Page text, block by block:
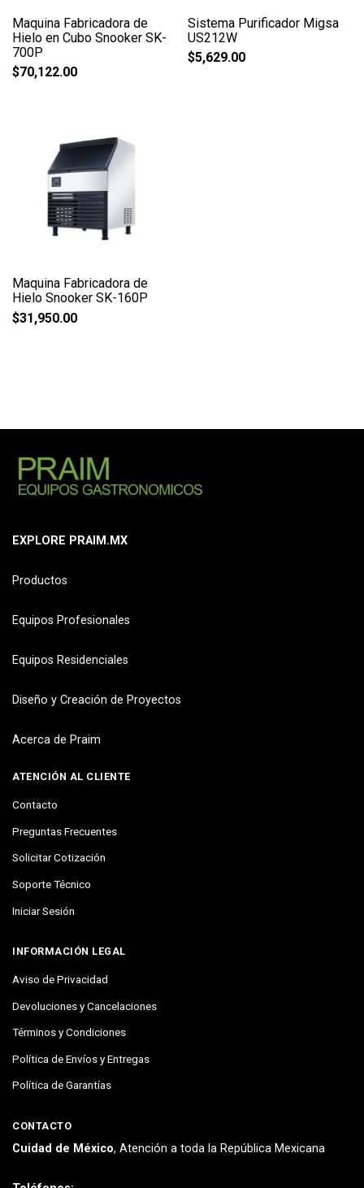
Maquina Fabricadora de
Hielo en Cubo Snooker SK-
700P
$70,122.00
Sistema Purificador Migsa
US212W
$5,629.00
Maquina Fabricadora de
Hielo Snooker SK-160P
$31,950.00
EXPLORE PRAIM.MX
Productos
Equipos Profesionales
Equipos Residenciales
Diseño y Creación de Proyectos
Acerca de Praim
ATENCIÓN AL CLIENTE
Contacto
Preguntas Frecuentes
Solicitar Cotización
Soporte Técnico
Iniciar Sesión
INFORMACIÓN LEGAL
Aviso de Privacidad
Devoluciones y Cancelaciones
Términos y Condiciones
Política de Envíos y Entregas
Política de Garantías
CONTACTO
Cuidad de México, Atención a toda la República Mexicana